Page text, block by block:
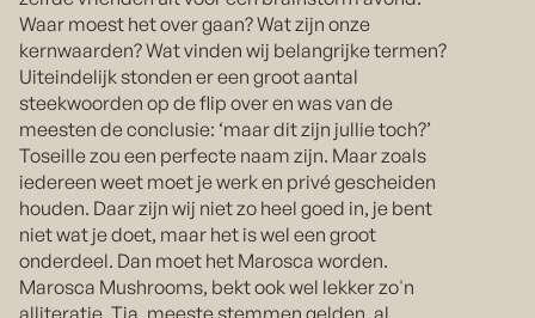
Waar moest het over gaan? Wat zijn onze
kernwaarden? Wat vinden wij belangrijke termen?
Uiteindelijk stonden er een groot aantal
steekwoorden op de flip over en was van de
meesten de conclusie: ‘maar dit zijn jullie toch?’
Toseille zou een perfecte naam zijn. Maar zoals
iedereen weet moet je werk en privé gescheiden
houden. Daar zijn wij niet zo heel goed in, je bent
niet wat je doet, maar het is wel een groot
onderdeel. Dan moet het Marosca worden.
Marosca Mushrooms, bekt ook wel lekker zo'n
alliteratie. Tja, meeste stemmen gelden, al